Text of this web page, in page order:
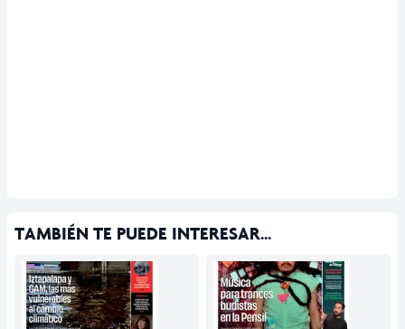
TAMBIÉN TE PUEDE INTERESAR...